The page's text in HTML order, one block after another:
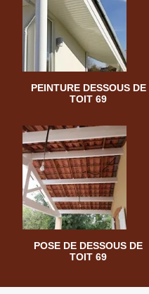
PEINTURE DESSOUS DE
TOIT 69
POSE DE DESSOUS DE
TOIT 69